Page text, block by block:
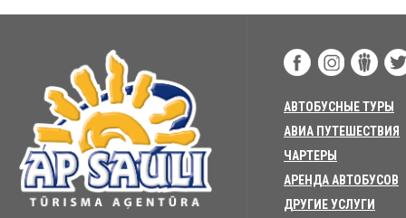
АВТОБУСНЫЕ ТУРЫ
АВИА ПУТЕШЕСТВИЯ
ЧАРТЕРЫ
АРЕНДА АВТОБУСОВ
ДРУГИЕ УСЛУГИ